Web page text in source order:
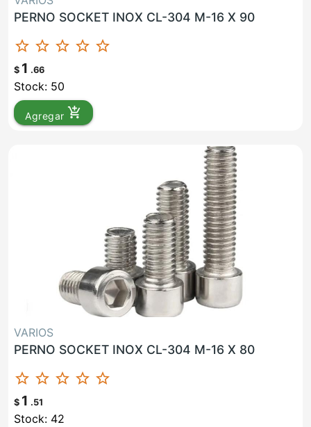
PERNO SOCKET INOX CL-304 M-16 X 90
star_border star_border star_border star_border star_border
$ 1 .66
Stock: 50
Agregar add_shopping_cart
VARIOS
PERNO SOCKET INOX CL-304 M-16 X 80
star_border star_border star_border star_border star_border
$ 1 .51
Stock: 42